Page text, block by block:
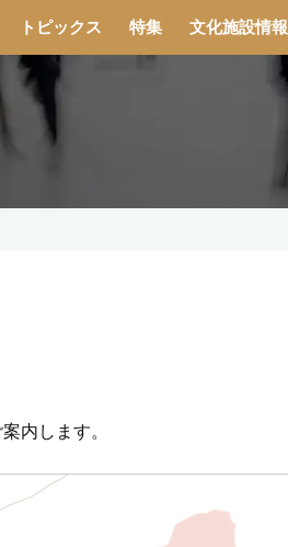
トピックス 特集 文化施設情報
内します。